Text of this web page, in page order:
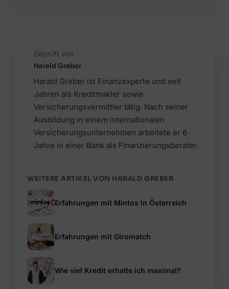
Geprüft von
Harald Greber
Harald Greber ist Finanzexperte und seit
Jahren als Kreditmakler sowie
Versicherungsvermittler tätig. Nach seiner
Ausbildung in einem internationalen
Versicherungsunternehmen arbeitete er 6
Jahre in einer Bank als Finanzierungsberater.
WEITERE ARTIKEL VON HARALD GREBER
Erfahrungen mit Mintos in Österreich
Erfahrungen mit Giromatch
Wie viel Kredit erhalte ich maximal?